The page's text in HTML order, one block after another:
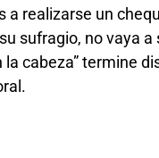
a realizarse un
sufragio, no vaya a
la cabeza” termine